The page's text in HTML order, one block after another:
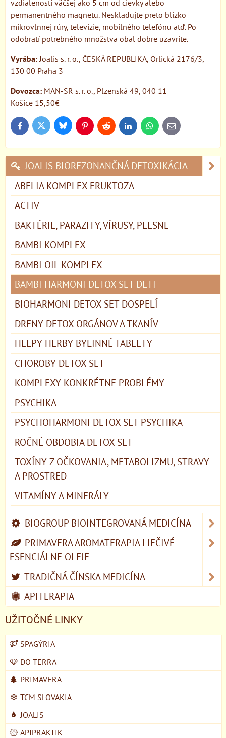
vzdialenosti väčšej ako 5 cm od cievky alebo
permanentného magnetu. Neskladujte preto blízko
mikrovlnnej rúry, televízie, mobilného telefónu atď. Po
odobratí potrebného množstva obal dobre uzavrite.
Vyrába: Joalis s. r. o., ČESKÁ REPUBLIKA, Orlická 2176/3,
130 00 Praha 3
Dovozca: MAN-SR s. r. o., Plzenská 49, 040 11
Košice 15,50€
FacebookTwitter BlueskyPinterestReddit LinkedInWhatsApp
E-
mail
JOALIS BIOREZONANČNÁ DETOXIKÁCIA
ABELIA KOMPLEX FRUKTOZA
ACTIV
BAKTÉRIE, PARAZITY, VÍRUSY, PLESNE
BAMBI KOMPLEX
BAMBI OIL KOMPLEX
BAMBI HARMONI DETOX SET DETI
BIOHARMONI DETOX SET DOSPELÍ
DRENY DETOX ORGÁNOV A TKANÍV
HELPY HERBY BYLINNÉ TABLETY
CHOROBY DETOX SET
KOMPLEXY KONKRÉTNE PROBLÉMY
PSYCHIKA
PSYCHOHARMONI DETOX SET PSYCHIKA
ROČNÉ OBDOBIA DETOX SET
TOXÍNY Z OČKOVANIA, METABOLIZMU, STRAVY
A PROSTRED
VITAMÍNY A MINERÁLY
BIOGROUP BIOINTEGROVANÁ MEDICÍNA
PRIMAVERA AROMATERAPIA LIEČIVÉ
ESENCIÁLNE OLEJE
TRADIČNÁ ČÍNSKA MEDICÍNA
APITERAPIA
UŽITOČNÉ LINKY
SPAGÝRIA
DO TERRA
PRIMAVERA
TCM SLOVAKIA
JOALIS
APIPRAKTIK